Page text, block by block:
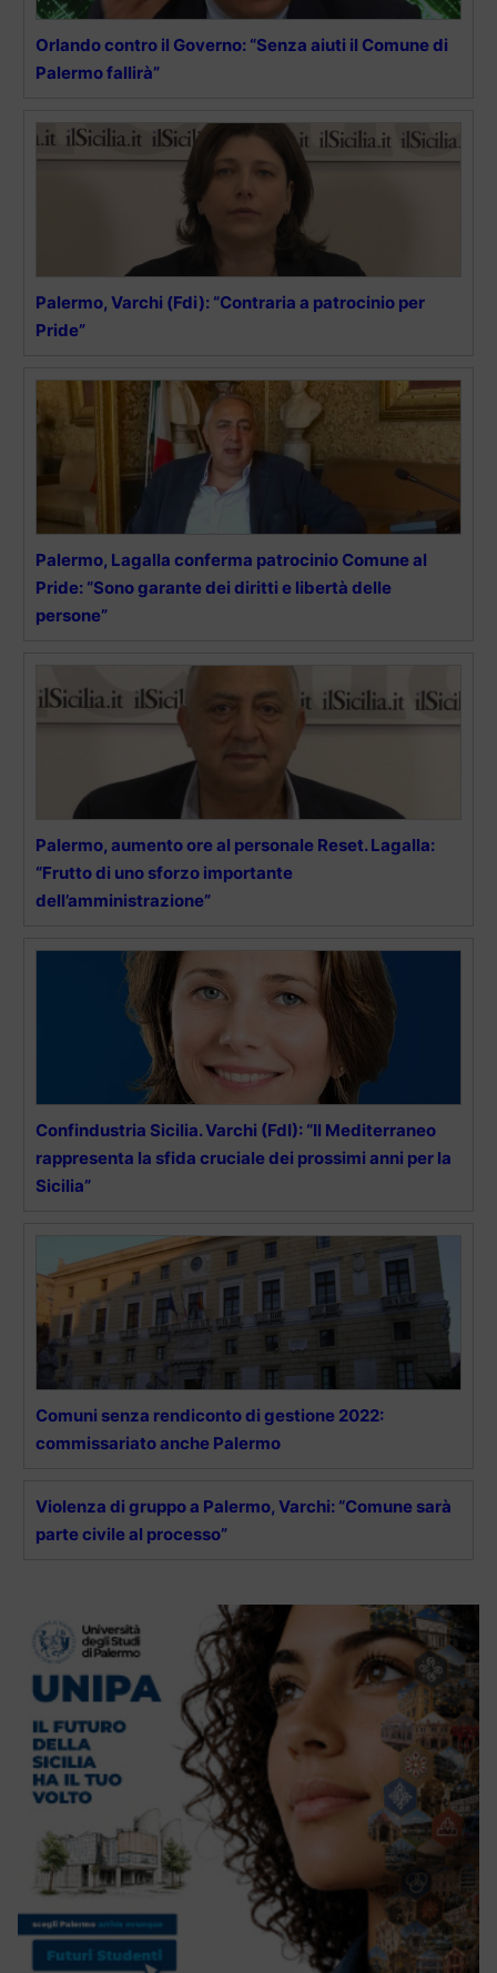
Orlando contro il Governo: “Senza aiuti il Comune di
Palermo fallirà”
Palermo, Varchi (Fdi): “Contraria a patrocinio per
Pride”
Palermo, Lagalla conferma patrocinio Comune al
Pride: “Sono garante dei diritti e libertà delle
persone”
Palermo, aumento ore al personale Reset. Lagalla:
“Frutto di uno sforzo importante
dell’amministrazione”
Confindustria Sicilia. Varchi (FdI): “Il Mediterraneo
rappresenta la sfida cruciale dei prossimi anni per la
Sicilia”
Comuni senza rendiconto di gestione 2022:
commissariato anche Palermo
Violenza di gruppo a Palermo, Varchi: “Comune sarà
parte civile al processo”